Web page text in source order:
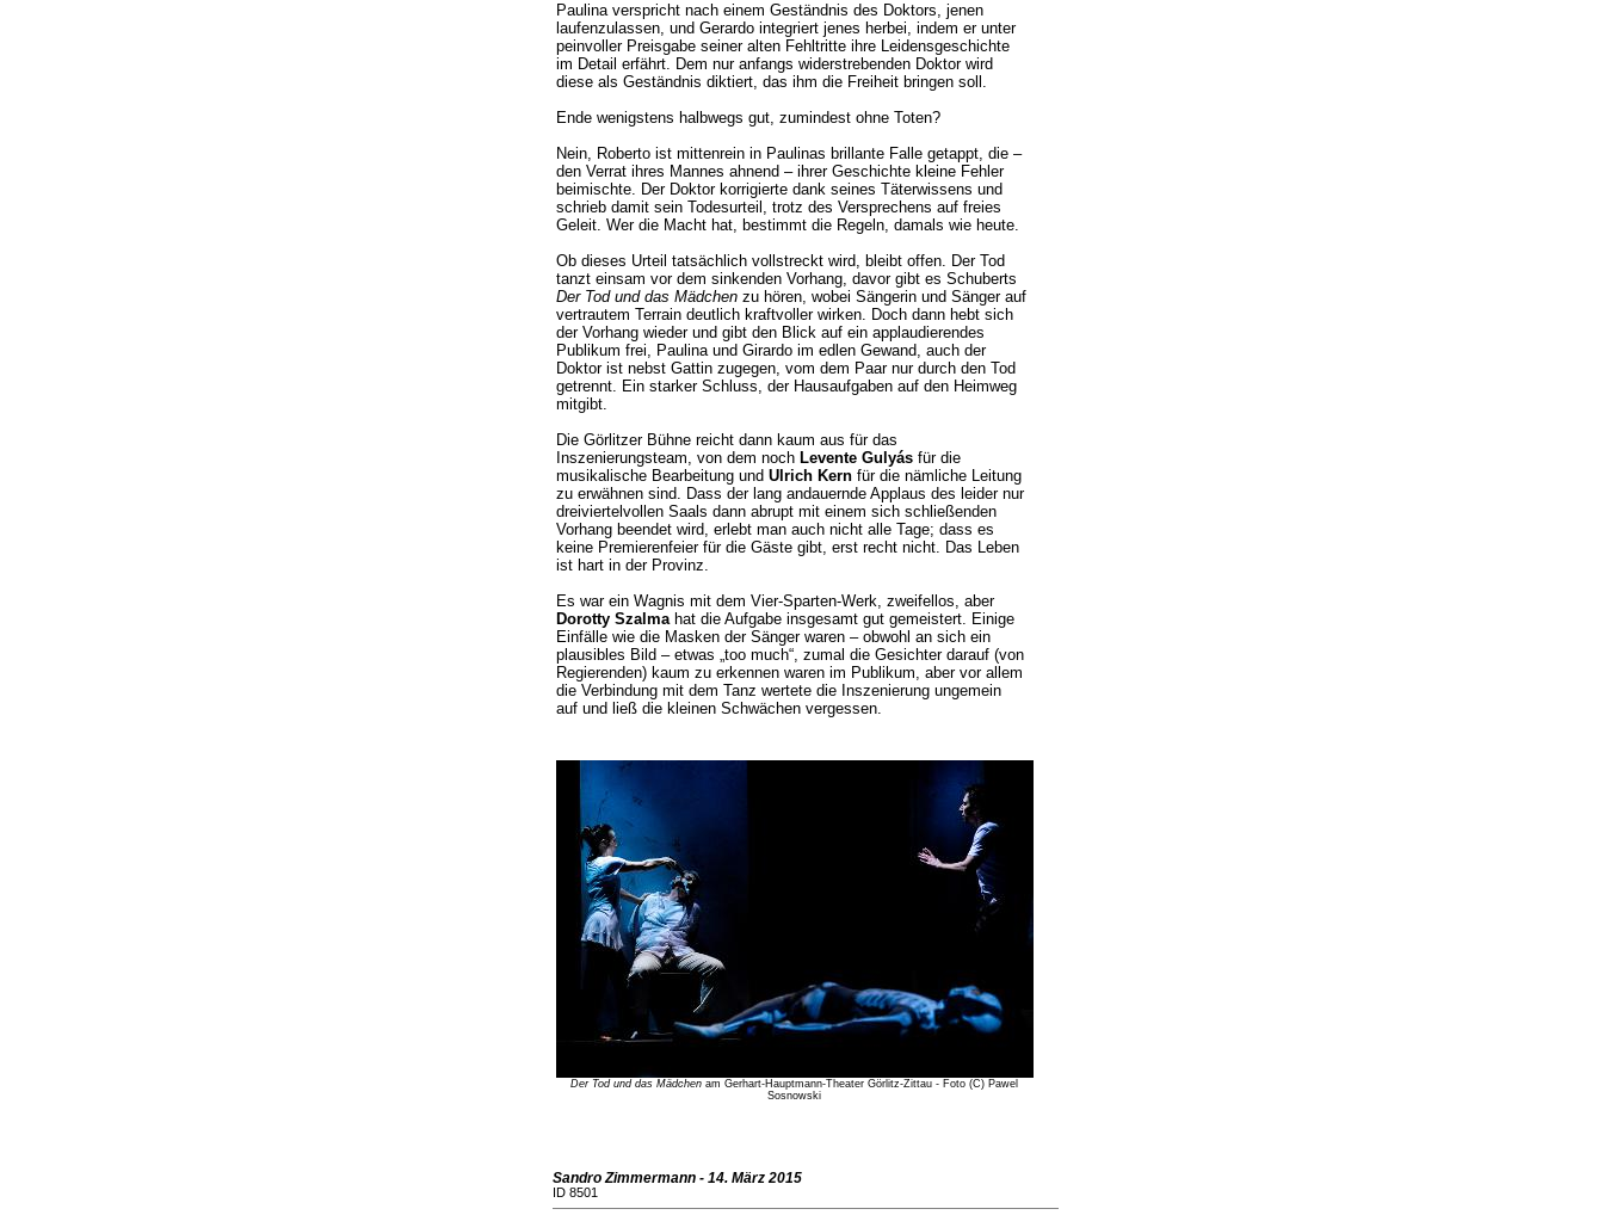
Paulina verspricht nach einem Geständnis des Doktors, jenen
laufenzulassen, und Gerardo integriert jenes herbei, indem er unter
peinvoller Preisgabe seiner alten Fehltritte ihre Leidensgeschichte
im Detail erfährt. Dem nur anfangs widerstrebenden Doktor wird
diese als Geständnis diktiert, das ihm die Freiheit bringen soll.
Ende wenigstens halbwegs gut, zumindest ohne Toten?
Nein, Roberto ist mittenrein in Paulinas brillante Falle getappt, die –
den Verrat ihres Mannes ahnend – ihrer Geschichte kleine Fehler
beimischte. Der Doktor korrigierte dank seines Täterwissens und
schrieb damit sein Todesurteil, trotz des Versprechens auf freies
Geleit. Wer die Macht hat, bestimmt die Regeln, damals wie heute.
Ob dieses Urteil tatsächlich vollstreckt wird, bleibt offen. Der Tod
tanzt einsam vor dem sinkenden Vorhang, davor gibt es Schuberts
Der Tod und das Mädchenzu hören, wobei Sängerin und Sänger auf
vertrautem Terrain deutlich kraftvoller wirken. Doch dann hebt sich
der Vorhang wieder und gibt den Blick auf ein applaudierendes
Publikum frei, Paulina und Girardo im edlen Gewand, auch der
Doktor ist nebst Gattin zugegen, vom dem Paar nur durch den Tod
getrennt. Ein starker Schluss, der Hausaufgaben auf den Heimweg
mitgibt.
Die Görlitzer Bühne reicht dann kaum aus für das
Inszenierungsteam, von dem noch Levente Gulyásfür die
musikalische Bearbeitung und Ulrich Kernfür die nämliche Leitung
zu erwähnen sind. Dass der lang andauernde Applaus des leider nur
dreiviertelvollen Saals dann abrupt mit einem sich schließenden
Vorhang beendet wird, erlebt man auch nicht alle Tage; dass es
keine Premierenfeier für die Gäste gibt, erst recht nicht. Das Leben
ist hart in der Provinz.
Es war ein Wagnis mit dem Vier-Sparten-Werk, zweifellos, aber
Dorotty Szalmahat die Aufgabe insgesamt gut gemeistert. Einige
Einfälle wie die Masken der Sänger waren – obwohl an sich ein
plausibles Bild – etwas „too much“, zumal die Gesichter darauf (von
Regierenden) kaum zu erkennen waren im Publikum, aber vor allem
die Verbindung mit dem Tanz wertete die Inszenierung ungemein
auf und ließ die kleinen Schwächen vergessen.
Der Tod und das Mädchen am Gerhart-Hauptmann-Theater Görlitz-Zittau - Foto (C) Pawel
Sosnowski
Sandro Zimmermann - 14. März 2015
ID 8501